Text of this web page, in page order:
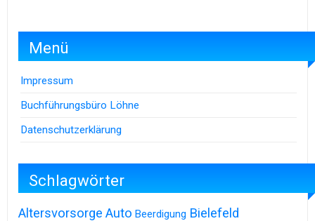
Menü
Impressum
Buchführungsbüro Löhne
Datenschutzerklärung
Schlagwörter
Altersvorsorge Auto Beerdigung Bielefeld